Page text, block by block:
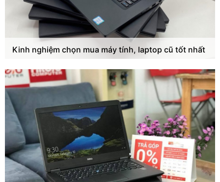
Kinh nghiệm chọn mua máy tính, laptop cũ tốt nhất